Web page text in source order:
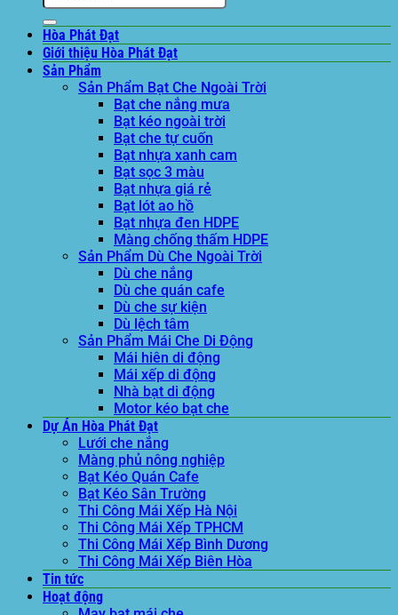
Bạt kéo ngoài trời
Bạt che tự cuốn
Bạt nhựa xanh cam
Bạt sọc 3 màu
Bạt nhựa giá rẻ
Bạt lót ao hồ
Bạt nhựa đen HDPE
Màng chống thấm HDPE
Sản Phẩm Dù Che Ngoài Trời
Dù che nắng
Dù che quán cafe
Dù che sự kiện
Dù lệch tâm
Sản Phẩm Mái Che Di Động
Mái hiên di động
Mái xếp di động
Nhà bạt di động
Motor kéo bạt che
Dự Án Hòa Phát Đạt
Lưới che nắng
Màng phủ nông nghiệp
Bạt Kéo Quán Cafe
Bạt Kéo Sân Trường
Thi Công Mái Xếp Hà Nội
Thi Công Mái Xếp TPHCM
Thi Công Mái Xếp Bình Dương
Thi Công Mái Xếp Biên Hòa
Tin tức
Hoạt động
May bạt mái che
Thi công bạt lót lồ
Thay bạt áo dù
Thay bạt mái che
Thi công mái tôn
Tuyển Dụng Hòa Phát Đạt
Liên hệ Hòa Phát Đạt